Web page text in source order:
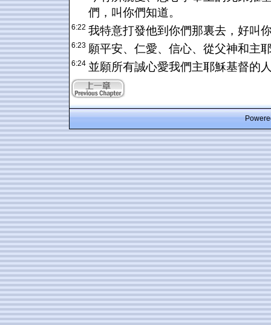
們，叫你們知道。
6:22 我特意打發他到你們那裏去，好叫
6:23 願平安、仁愛、信心、從父神和主
6:24 並願所有誠心愛我們主耶穌基督的